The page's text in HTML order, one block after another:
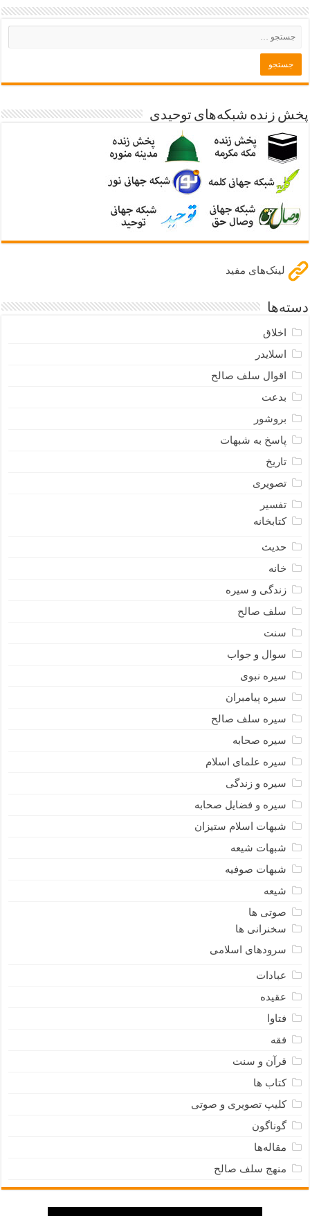
پخش زنده شبکه‌های توحیدی
لینک‌های مفید
دسته‌ها
اخلاق
اسلایدر
اقوال سلف صالح
بدعت
بروشور
پاسخ به شبهات
تاریخ
تصویری
تفسیر
کتابخانه
حدیث
خانه
زندگی و سیره
سلف صالح
سنت
سوال و جواب
سیره نبوى
سیره پیامبران
سیره سلف صالح
سیره صحابه
سیره علمای اسلام
سیره و زندگی
سیره و فضایل صحابه
شبهات اسلام ستیزان
شبهات شیعه
شبهات صوفیه
شیعه
صوتی ها
سخنرانی ها
سرودهای اسلامی
عبادات
عقیده
فتاوا
فقه
قرآن و سنت
کتاب ها
کلیپ تصویری و صوتی
گوناگون
مقاله‌ها
منهج سلف صالح